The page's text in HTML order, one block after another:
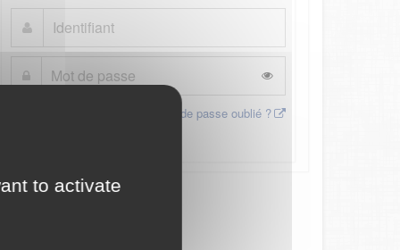
to activate
Mot de passe oublié ?